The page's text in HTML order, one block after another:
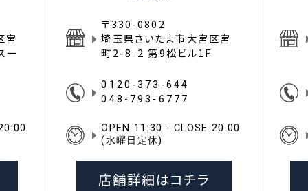
宮
一
〒330-0802
埼玉県さいたま市大宮区宮
町2-8-2 第9松ビル1F
0120-373-644
048-793-6777
OPEN 11:30 - CLOSE 20:00
(水曜日定休)
店舗詳細はコチラ